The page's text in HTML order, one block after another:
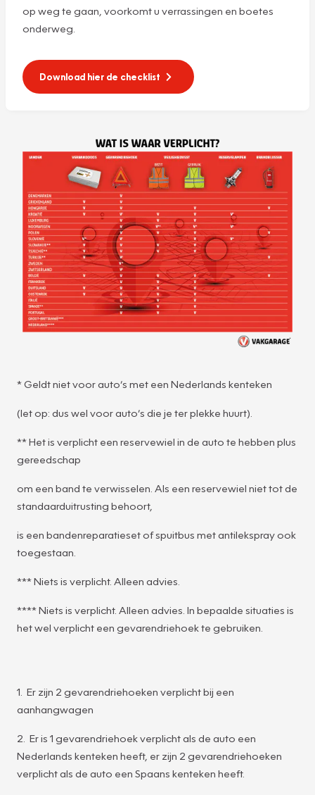
op weg te gaan, voorkomt u verrassingen en boetes
onderweg.
Download hier de checklist
* Geldt niet voor auto’s met een Nederlands kenteken
(let op: dus wel voor auto’s die je ter plekke huurt).
** Het is verplicht een reservewiel in de auto te hebben plus
gereedschap
om een band te verwisselen. Als een reservewiel niet tot de
standaarduitrusting behoort,
is een bandenreparatieset of spuitbus met antilekspray ook
toegestaan.
*** Niets is verplicht. Alleen advies.
**** Niets is verplicht. Alleen advies. In bepaalde situaties is
het wel verplicht een gevarendriehoek te gebruiken.
1. Er zijn 2 gevarendriehoeken verplicht bij een
aanhangwagen
2. Er is 1 gevarendriehoek verplicht als de auto een
Nederlands kenteken heeft, er zijn 2 gevarendriehoeken
verplicht als de auto een Spaans kenteken heeft.